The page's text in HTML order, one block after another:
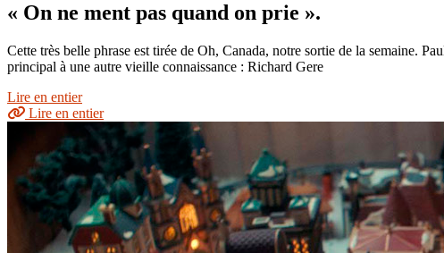
« On ne ment pas quand on prie ».
Cette très belle phrase est tirée de Oh, Canada, notre sortie de la semaine.
principal à une autre vieille connaissance : Richard Gere
Lire en entier
Lire en entier